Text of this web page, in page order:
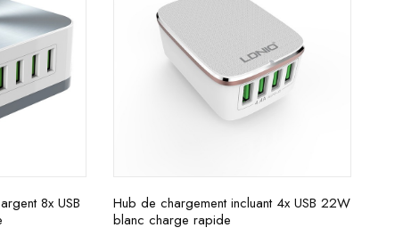
8x USB
Hub de chargement incluant 4x USB 22W
blanc charge rapide